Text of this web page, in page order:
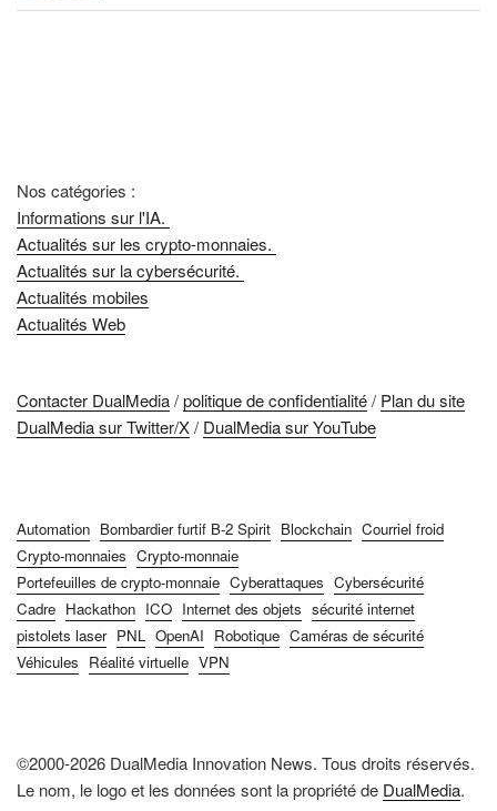
Nos catégories :
Informations sur l'IA.
Actualités sur les crypto-monnaies.
Actualités sur la cybersécurité.
Actualités mobiles
Actualités Web
Contacter DualMedia/politique de confidentialité/ Plan du site
DualMedia sur Twitter/X/ DualMedia sur YouTube
Automation Bombardier furtif B-2 Spirit Blockchain Courriel froid
Crypto-monnaies Crypto-monnaie
Portefeuilles de crypto-monnaie Cyberattaques Cybersécurité
Cadre Hackathon ICO Internet des objets sécurité internet
pistolets laser PNL OpenAI Robotique Caméras de sécurité
Véhicules Réalité virtuelle VPN
©2000-2026 DualMedia Innovation News. Tous droits réservés.
Le nom, le logo et les données sont la propriété de DualMedia.